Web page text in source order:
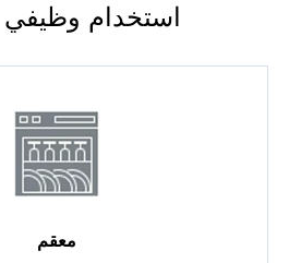
استخدام وظيفي
معقم